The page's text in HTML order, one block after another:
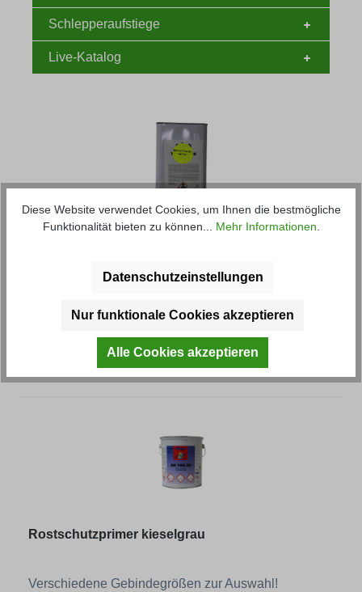
Schlepperaufstiege
Live-Katalog
Entfettungsmittel
Verschiedene Gebindegrößen zur Auswahl!
Artikel-Nr.: 65101M
Regulärer Preis:
Rostschutzprimer kieselgrau
Verschiedene Gebindegrößen zur Auswahl!
Diese Website verwendet Cookies, um Ihnen die bestmögliche
Funktionalität bieten zu können... Mehr Informationen
Datenschutzeinstellungen
Nur funktionale Cookies akzeptieren
Alle Cookies akzeptieren